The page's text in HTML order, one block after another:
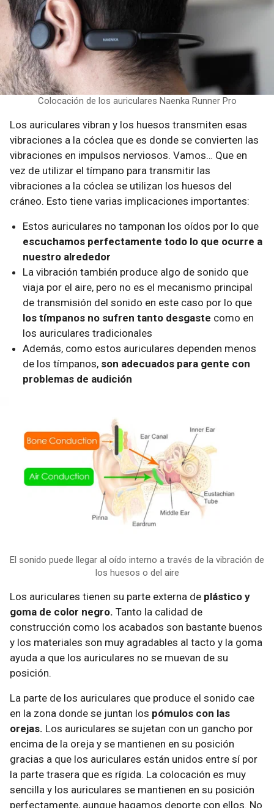
Colocación de los auriculares Naenka Runner Pro
Los auriculares vibran y los huesos transmiten esas
vibraciones a la cóclea que es donde se convierten las
vibraciones en impulsos nerviosos. Vamos… Que en
vez de utilizar el tímpano para transmitir las
vibraciones a la cóclea se utilizan los huesos del
cráneo. Esto tiene varias implicaciones importantes:
Estos auriculares no tamponan los oídos por lo que
escuchamos perfectamente todo lo que ocurre a
nuestro alrededor
La vibración también produce algo de sonido que
viaja por el aire, pero no es el mecanismo principal
de transmisión del sonido en este caso por lo que
los tímpanos no sufren tanto desgaste como en
los auriculares tradicionales
Además, como estos auriculares dependen menos
de los tímpanos, son adecuados para gente con
problemas de audición
El sonido puede llegar al oído interno a través de la vibración de
los huesos o del aire
Los auriculares tienen su parte externa de plástico y
goma de color negro. Tanto la calidad de
construcción como los acabados son bastante buenos
y los materiales son muy agradables al tacto y la goma
ayuda a que los auriculares no se muevan de su
posición.
La parte de los auriculares que produce el sonido cae
en la zona donde se juntan los pómulos con las
orejas. Los auriculares se sujetan con un gancho por
encima de la oreja y se mantienen en su posición
gracias a que los auriculares están unidos entre sí por
la parte trasera que es rígida. La colocación es muy
sencilla y los auriculares se mantienen en su posición
perfectamente, aunque hagamos deporte con ellos. No